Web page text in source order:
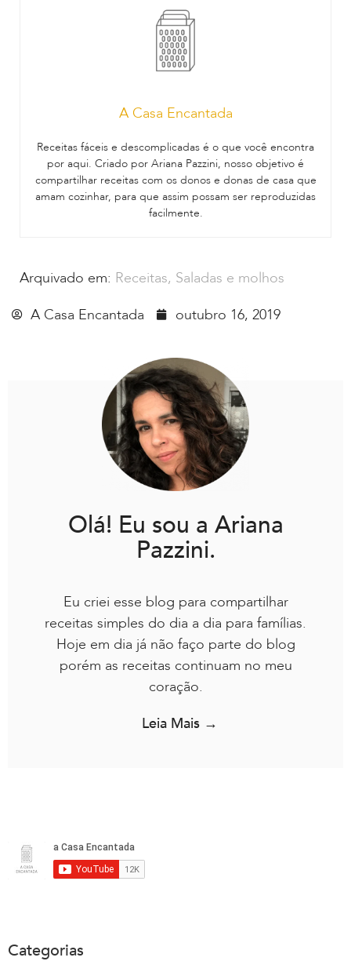
A Casa Encantada
Receitas fáceis e descomplicadas é o que você encontra
por aqui. Criado por Ariana Pazzini, nosso objetivo é
compartilhar receitas com os donos e donas de casa que
amam cozinhar, para que assim possam ser reproduzidas
facilmente.
Arquivado em: Receitas, Saladas e molhos
A Casa Encantada
outubro 16, 2019
Olá! Eu sou a Ariana
Pazzini.
Eu criei esse blog para compartilhar
receitas simples do dia a dia para famílias.
Hoje em dia já não faço parte do blog
porém as receitas continuam no meu
coração.
Leia Mais →
Categorias